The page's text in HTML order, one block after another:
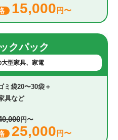
15,000 円〜
クパック
型家具、家電
ミ袋20〜30袋＋
具など
円〜
25,000 円〜